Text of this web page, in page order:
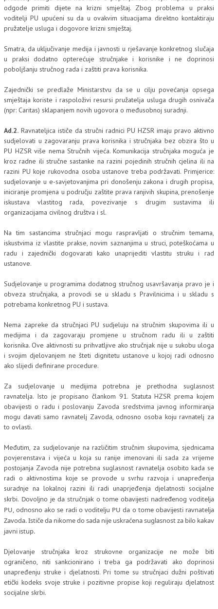
odgode primiti dijete na krizni smještaj. Zbog problema u praksi
voditelji PU upućeni su da u ovakvim situacijama direktno kontaktiraju
pružatelje usluga i dogovore krizni smještaj.
Smatra, da uključivanje medija i javnosti u rješavanje konkretnog slučaja
u praksi dodatno opterećuje stručnjake i korisnike i ne doprinosi
poboljšanju stručnog rada i zaštiti prava korisnika.
Zajednički se predlaže Ministarstvu da se u cilju povećanja opsega
smještaja koriste i raspoloživi resursi pružatelja usluga drugih osnivača
(npr: Caritas) sklapanjem novih ugovora o međusobnoj suradnji.
Ad.2. Ravnateljica ističe da stručni radnici PU HZSR imaju pravo aktivno
sudjelovati u zagovaranju prava korisnika i stručnjaka bez obzira što u
PU HZSR više nema Stručnih vijeća. Komunikacija stručnjaka moguća je
kroz radne ili stručne sastanke na razini pojedinih stručnih cjelina ili na
razini PU koje rukovodna osoba ustanove treba podržavati. Primjerice:
sudjelovanje u e-savjetovanjima pri donošenju zakona i drugih propisa,
iniciranje promjena u području zaštite prava ranjivih skupina, prenošenje
iskustava vlastitog rada, povezivanje s drugim sustavima ili
organizacijama civilnog društva i sl.
Na tim sastancima stručnjaci mogu raspravljati o stručnim temama,
iskustvima iz vlastite prakse, novim saznanjima u struci, poteškoćama u
radu i zajednički dogovarati kako unaprijediti vlastitu struku i rad
ustanove.
Sudjelovanje u programima dodatnog stručnog usavršavanja pravo je i
obveza stručnjaka, a provodi se u skladu s Pravilnicima i u skladu s
potrebama konkretnog PU i sustava.
Nema zapreke da stručnjaci PU sudjeluju na stručnim skupovima ili u
medijima i da zagovaraju promjene u stručnom radu ili u zaštiti
korisnika. Ove aktivnosti su prihvatljive ako stručnjak nije u sukobu uloga
i svojim djelovanjem ne šteti dignitetu ustanove u kojoj radi odnosno
ako slijedi definirane procedure.
Za sudjelovanje u medijima potrebna je prethodna suglasnost
ravnatelja. Isto je propisano člankom 91. Statuta HZSR prema kojem
obavijesti o radu i poslovanju Zavoda sredstvima javnog informiranja
mogu davati samo ravnatelj Zavoda, odnosno osoba koju ravnatelj za
to ovlasti.
Međutim, za sudjelovanje na različitim stručnim skupovima, sjednicama
povjerenstava i vijeća u koja su ranije imenovani ili sada za vrijeme
postojanja Zavoda nije potrebna suglasnost ravnatelja osobito kada se
radi o aktivnostima koje se provode u svrhu razvoja i unapređenja
suradnje na lokalnoj razini ili radi unaprjeđenja djelatnosti socijalne
skrbi. Dovoljno je da stručnjak o tome obavijesti nadređenog voditelja
PU, odnosno ako se radi o voditelju PU da o tome obavijesti ravnatelja
Zavoda. Ističe da nikome do sada nije uskraćena suglasnost za bilo kakav
javni istup.
Djelovanje stručnjaka kroz strukovne organizacije ne može biti
ograničeno, niti sankcionirano i treba ga podržavati ako doprinosi
unapređenju struke i djelatnosti. Pri tome su stručnjaci dužni poštivati
etički kodeks svoje struke i pozitivne propise koji reguliraju djelatnost
socijalne skrbi.